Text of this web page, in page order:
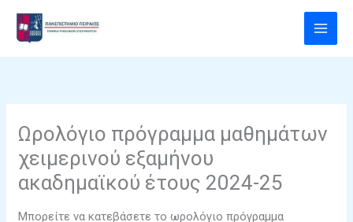
στο
περιεχόμενο
Ωρολόγιο πρόγραμμα μαθημάτων
χειμερινού εξαμήνου
ακαδημαϊκού έτους 2024-25
Μπορείτε να κατεβάσετε το ωρολόγιο πρόγραμμα